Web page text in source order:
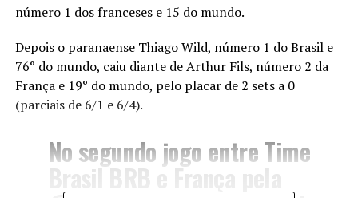
número 1 dos franceses e 15 do mundo.
Depois o paranaense Thiago Wild, número 1 do Brasil e
76° do mundo, caiu diante de Arthur Fils, número 2 da
França e 19° do mundo, pelo placar de 2 sets a 0
(parciais de 6/1 e 6/4).
No segundo jogo entre Time
Brasil BRB e França pela